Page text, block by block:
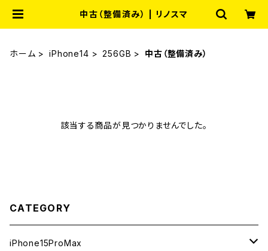
中古（整備済み） | リノスマ
ホーム iPhone14 256GB 中古（整備済み）
該当する商品が見つかりませんでした。
CATEGORY
iPhone15ProMax